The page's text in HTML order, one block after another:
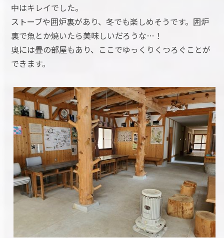
中はキレイでした。
ストーブや囲炉裏があり、冬でも楽しめそうです。囲炉
裏で魚とか焼いたら美味しいだろうな…！
奥には畳の部屋もあり、ここでゆっくりくつろぐことが
できます。